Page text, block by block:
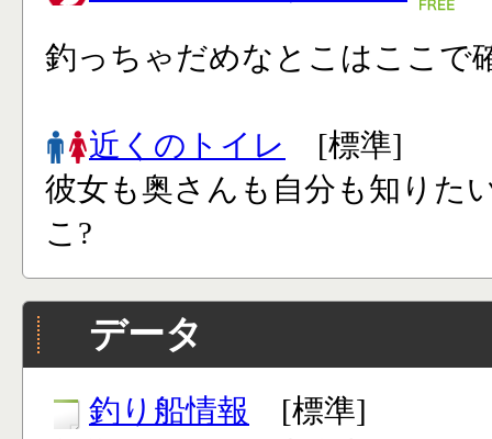
釣っちゃだめなとこはここで
近くのトイレ
[標準]
彼女も奥さんも自分も知りた
こ?
データ
釣り船情報 [標準]